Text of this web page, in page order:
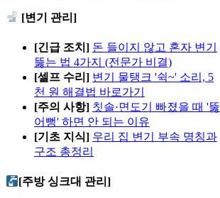
[변기 관리]
[긴급 조치] 돈 들이지 않고 혼자 변기
뚫는 법 4가지 (전문가 비결)
[셀프 수리] 변기 물탱크 '쉭~' 소리, 5
천 원 해결법 바로가기
[주의 사항] 칫솔·면도기 빠졌을 때 '뚫
어뻥' 하면 안 되는 이유
[기초 지식] 우리 집 변기 부속 명칭과
구조 총정리
[주방 싱크대 관리]